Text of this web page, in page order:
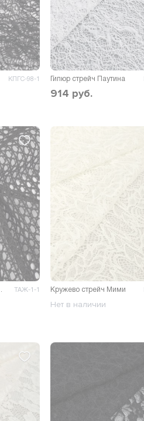
КПГС-98-1 Гипюр стрейч Паутина
914 руб.
ТАЖ-1-1 Кружево стрейч Мими
Нет в наличии